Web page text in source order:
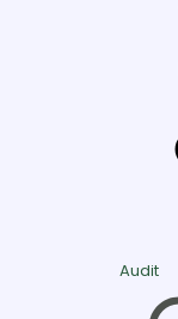
Audit